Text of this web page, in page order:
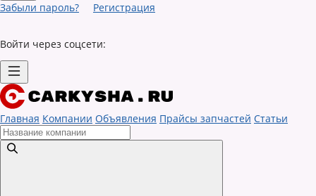
Забыли пароль? Регистрация
Войти через соцсети:
Главная Компании Объявления Прайсы запчастей Статьи